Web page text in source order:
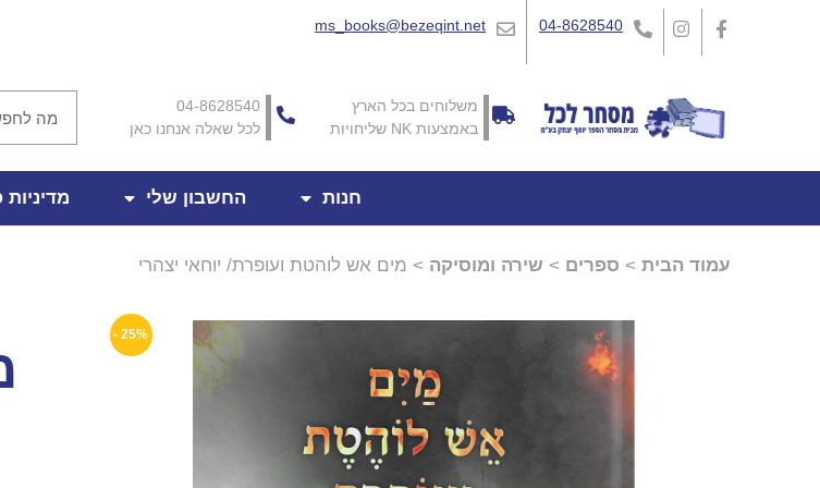
04-8628540
ms_books@bezeqint.net
משלוחים בכל הארץ
באמצעות NK שליחויות
04-8628540
לכל שאלה אנחנו כאן
חנות החשבון שלי
עמוד הבית > ספרים > שירה ומוסיקה > מים אש לוהטת ועופרת/ יוחאי יצהרי
25% -